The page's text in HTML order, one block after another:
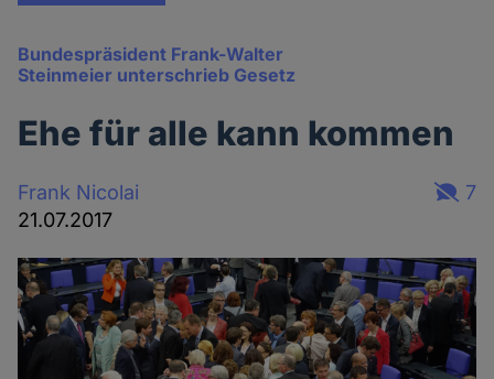
Bundespräsident Frank-Walter
Steinmeier unterschrieb Gesetz
Ehe für alle kann kommen
Frank Nicolai
21.07.2017
7